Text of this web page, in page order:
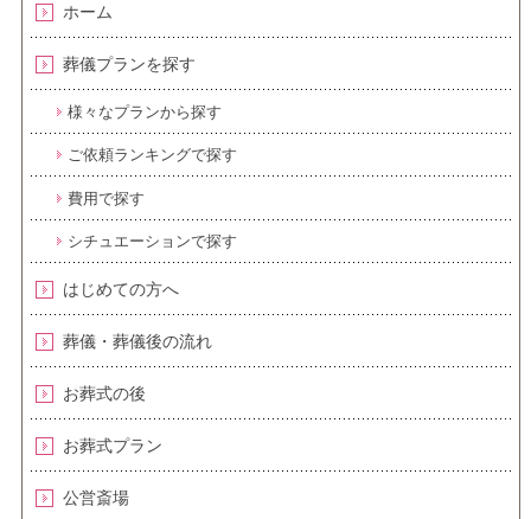
ホーム
葬儀プランを探す
様々なプランから探す
ご依頼ランキングで探す
費用で探す
シチュエーションで探す
はじめての方へ
葬儀・葬儀後の流れ
お葬式の後
お葬式プラン
公営斎場